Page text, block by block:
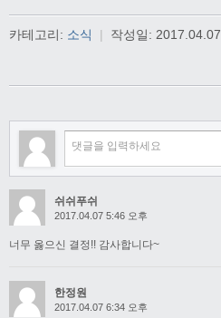
카테고리: 소식 | 작성일: 2017.04.07
쉬쉬푸쉬
2017.04.07 5:46 오후
너무 옳으신 결정!! 감사합니다~
한정원
2017.04.07 6:34 오후